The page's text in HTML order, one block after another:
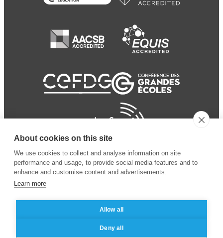
Business School
Mentions légales
des données personnelles
About cookies on this site
We use cookies to collect and analyse information on site
performance and usage, to provide social media features and to
enhance and customise content and advertisements.
Learn more
Allow all
Deny all